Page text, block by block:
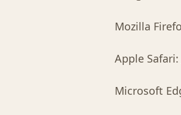
Mozilla
Apple Safari:
Microsoft